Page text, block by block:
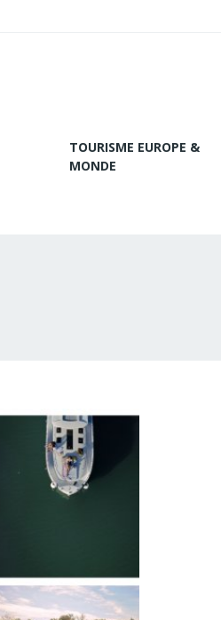
TOURISME EUROPE &
MONDE